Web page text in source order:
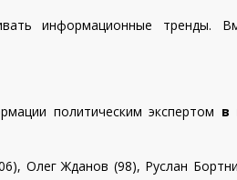
информационные
политическим экспертом в
Олег Жданов (98), Руслан